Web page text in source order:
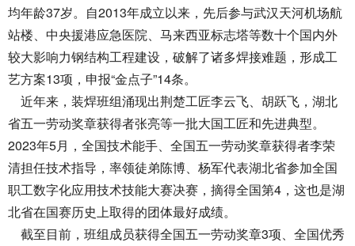
均年龄37岁。自2013年成立以来，先后参与武汉天河机场航
站楼、中央援港应急医院、马来西亚标志塔等数十个国内外
较大影响力钢结构工程建设，破解了诸多焊接难题，形成工
艺方案13项，申报“金点子”14条。
近年来，装焊班组涌现出荆楚工匠李云飞、胡跃飞，湖北
省五一劳动奖章获得者张亮等一批大国工匠和先进典型。
2023年5月，全国技术能手、全国五一劳动奖章获得者李荣
清担任技术指导，率领徒弟陈博、杨军代表湖北省参加全国
职工数字化应用技术技能大赛决赛，摘得全国第4，这也是湖
北省在国赛历史上取得的团体最好成绩。
截至目前，班组成员获得全国五一劳动奖章3项、全国优秀